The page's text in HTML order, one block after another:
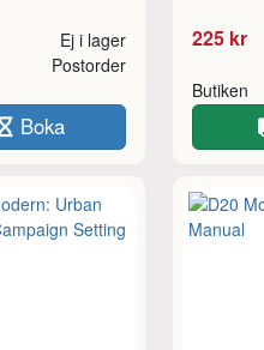
Ej i lager
Postorder
Boka
225 kr
Butiken